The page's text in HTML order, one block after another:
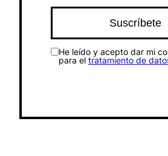
He leído y acepto dar mi
para el tratamiento de